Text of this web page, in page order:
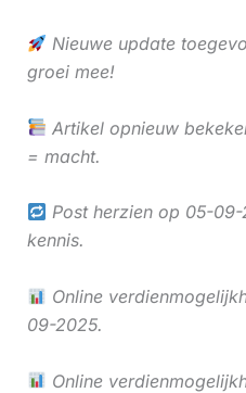
Nieuwe update
groei mee!
Artikel opnieuw
= macht.
Post herzien op 05-
kennis.
Online
09-2025.
Online